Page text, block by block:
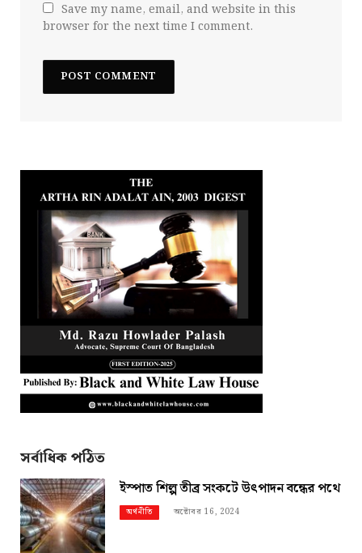
Save my name, email, and website in this
browser for the next time I comment.
সর্বাধিক পঠিত
ইস্পাত শিল্প তীব্র সংকটে উৎপাদন বন্ধের পথে
অর্থনীতি অক্টোবর 16, 2024